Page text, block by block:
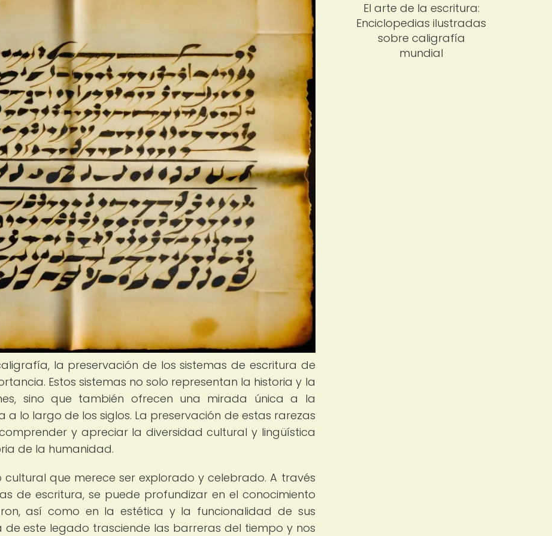
la preservación de los sistemas de escritura de
Estos sistemas no solo representan la historia y la
sino que también ofrecen una mirada única a la
a lo largo de los siglos. La preservación de estas rarezas
y apreciar la diversidad cultural y lingüística
de la humanidad.
que merece ser explorado y celebrado. A través
de escritura, se puede profundizar en el conocimiento
así como en la estética y la funcionalidad de sus
de este legado trasciende las barreras del tiempo y nos
El arte de la escritura:
Enciclopedias ilustradas
sobre caligrafía
mundial